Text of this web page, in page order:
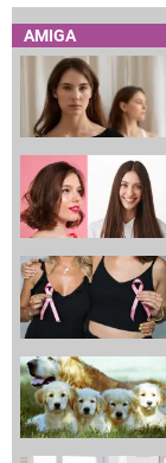
AMIGA